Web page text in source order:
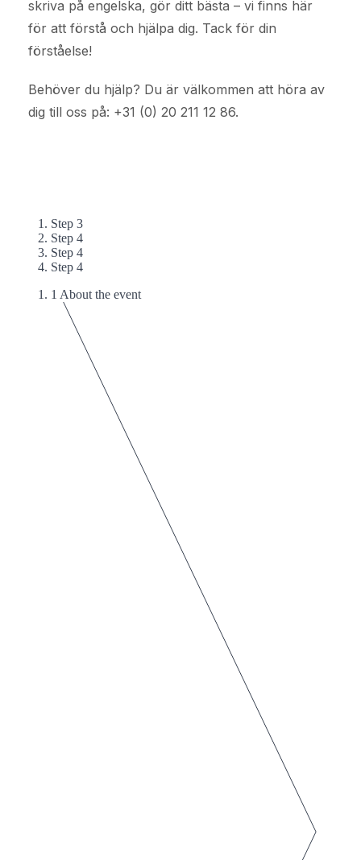
skriva på engelska, gör ditt bästa – vi finns här
för att förstå och hjälpa dig. Tack för din
förståelse!
Behöver du hjälp? Du är välkommen att höra av
dig till oss på: +31 (0) 20 211 12 86.